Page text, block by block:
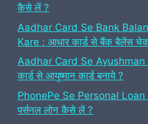
कैसे लें ?
Aadhar Card Se Bank
Kare : आधार कार्ड से बैंक बैलेंस
Aadhar Card Se Ayushman
कार्ड से आयुष्मान कार्ड बनाये ?
PhonePe Se Personal
पर्सनल लोन कैसे लें ?